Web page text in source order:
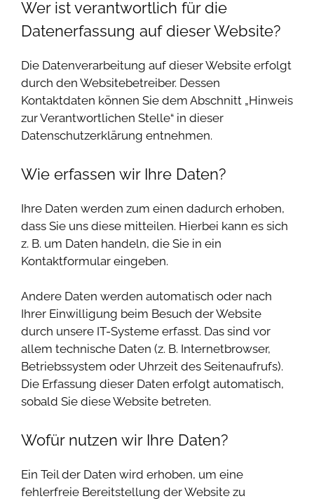
Wer ist verantwortlich für die
Datenerfassung auf dieser Website?
Die Datenverarbeitung auf dieser Website erfolgt
durch den Websitebetreiber. Dessen
Kontaktdaten können Sie dem Abschnitt „Hinweis
zur Verantwortlichen Stelle“ in dieser
Datenschutzerklärung entnehmen.
Wie erfassen wir Ihre Daten?
Ihre Daten werden zum einen dadurch erhoben,
dass Sie uns diese mitteilen. Hierbei kann es sich
z. B. um Daten handeln, die Sie in ein
Kontaktformular eingeben.
Andere Daten werden automatisch oder nach
Ihrer Einwilligung beim Besuch der Website
durch unsere IT-Systeme erfasst. Das sind vor
allem technische Daten (z. B. Internetbrowser,
Betriebssystem oder Uhrzeit des Seitenaufrufs).
Die Erfassung dieser Daten erfolgt automatisch,
sobald Sie diese Website betreten.
Wofür nutzen wir Ihre Daten?
Ein Teil der Daten wird erhoben, um eine
fehlerfreie Bereitstellung der Website zu